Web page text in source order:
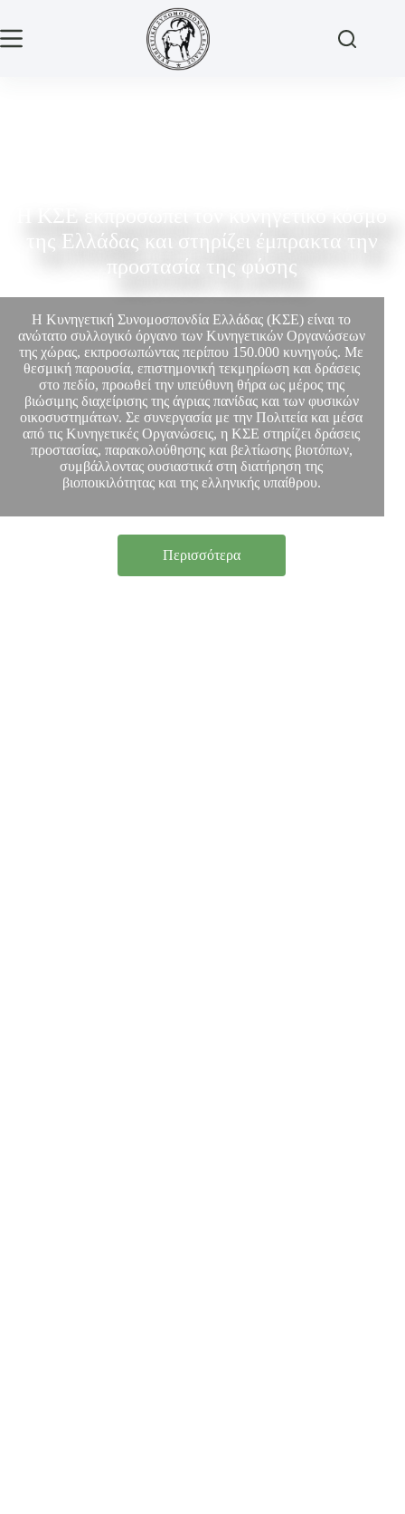
της Ελλάδας και στηρίζει έμπρακτα την
προστασία της φύσης
Η Κυνηγετική Συνομοσπονδία Ελλάδας (ΚΣΕ) είναι το
ανώτατο συλλογικό όργανο των Κυνηγετικών Οργανώσεων
της χώρας, εκπροσωπώντας περίπου 150.000 κυνηγούς. Με
θεσμική παρουσία, επιστημονική τεκμηρίωση και δράσεις
στο πεδίο, προωθεί την υπεύθυνη θήρα ως μέρος της
βιώσιμης διαχείρισης της άγριας πανίδας και των φυσικών
οικοσυστημάτων. Σε συνεργασία με την Πολιτεία και μέσα
από τις Κυνηγετικές Οργανώσεις, η ΚΣΕ στηρίζει δράσεις
προστασίας, παρακολούθησης και βελτίωσης βιοτόπων,
συμβάλλοντας ουσιαστικά στη διατήρηση της
βιοποικιλότητας και της ελληνικής υπαίθρου.
Περισσότερα